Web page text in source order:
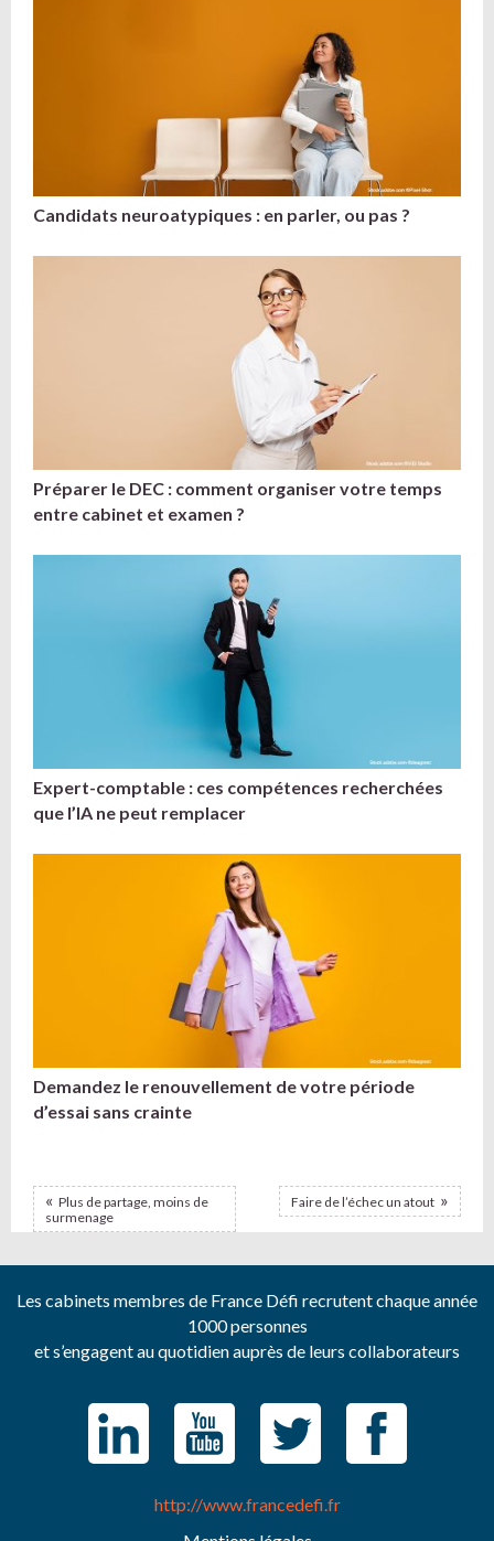
Candidats neuroatypiques : en parler, ou pas ?
Préparer le DEC : comment organiser votre temps
entre cabinet et examen ?
Expert-comptable : ces compétences recherchées
que l’IA ne peut remplacer
Demandez le renouvellement de votre période
d’essai sans crainte
Faire de l’échec un atout
Plus de partage, moins de
surmenage
Les cabinets membres de France Défi recrutent chaque année
1000 personnes
et s’engagent au quotidien auprès de leurs collaborateurs
http://www.francedefi.fr